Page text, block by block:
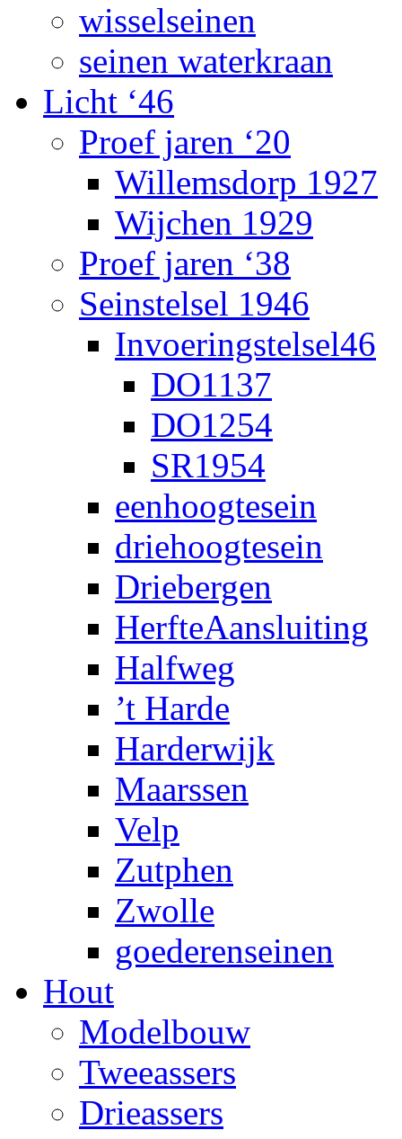
wisselseinen
seinen waterkraan
Licht ‘46
Proef jaren ‘20
Willemsdorp 1927
Wijchen 1929
Proef jaren ‘38
Seinstelsel 1946
Invoeringstelsel46
DO1137
DO1254
SR1954
eenhoogtesein
driehoogtesein
Driebergen
HerfteAansluiting
Halfweg
’t Harde
Harderwijk
Maarssen
Velp
Zutphen
Zwolle
goederenseinen
Hout
Modelbouw
Tweeassers
Drieassers